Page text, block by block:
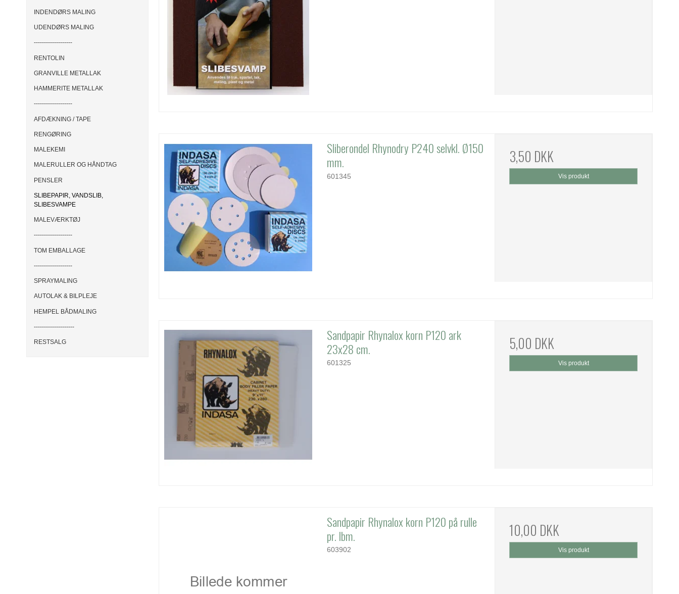
INDENDØRS MALING
UDENDØRS MALING
-------------------
RENTOLIN
GRANVILLE METALLAK
HAMMERITE METALLAK
-------------------
AFDÆKNING / TAPE
RENGØRING
MALEKEMI
MALERULLER OG HÅNDTAG
PENSLER
SLIBEPAPIR, VANDSLIB,
SLIBESVAMPE
MALEVÆRKTØJ
-------------------
TOM EMBALLAGE
-------------------
SPRAYMALING
AUTOLAK & BILPLEJE
HEMPEL BÅDMALING
--------------------
RESTSALG
Sliberondel Rhynodry P240 selvkl. Ø150
mm.
601345
3,50 DKK
Vis produkt
Sandpapir Rhynalox korn P120 ark
23x28 cm.
601325
5,00 DKK
Vis produkt
Sandpapir Rhynalox korn P120 på rulle
pr. lbm.
603902
10,00 DKK
Vis produkt